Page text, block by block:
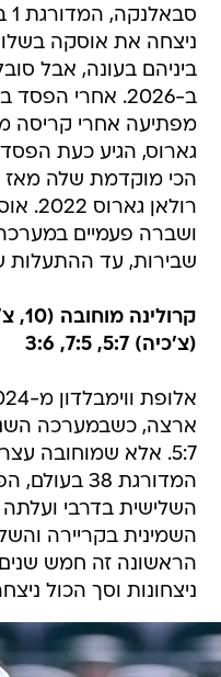
ניצחה את אוסקה
ביניהם בעונה, אבל
ב-2026. אחרי
מפתיעה אחרי קריסה
גארוס, הגיע כעת
הכי מוקדמת שלה מאז
רולאן
ושברה פעמיים
שבירות, עד ההתעלות
(צ'כיה) 5:7, 7:5, 3:6
5:7. אלא שמוחובה
המדורגת 38
השלישית בדרבי
השמינית בקריירה
הראשונה זה חמש
ניצחונות וסך הכול ניצחה 33 פעמים במהלך